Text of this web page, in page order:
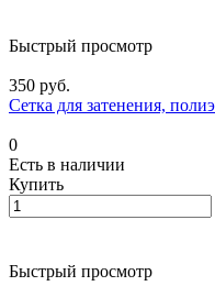
Быстрый просмотр
350 руб.
Сетка для затенения,
0
Есть в наличии
Купить
Быстрый просмотр